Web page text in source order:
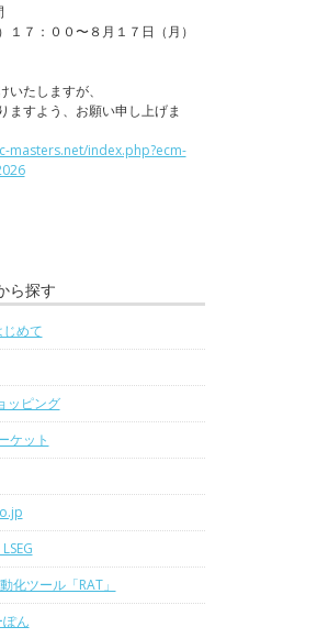
１７：００〜８月１７日（月）
いたしますが、
ますよう、お願い申し上げま
masters.net/index.php?ecm-
ら探す
めて
ッピング
ケット
化ツール「RAT」
ん